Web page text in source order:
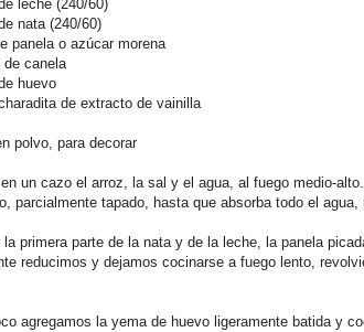
leche (240/60)
nata (240/60)
panela o azúcar morena
canela
huevo
de extracto de vainilla
polvo, para decorar
un cazo el arroz, la sal y el agua, al fuego medio-
parcialmente tapado, hasta que absorba todo el agua,
la primera parte de la nata y de la leche, la panela
reducimos y dejamos cocinarse a fuego lento,
agregamos la yema de huevo ligeramente batida y